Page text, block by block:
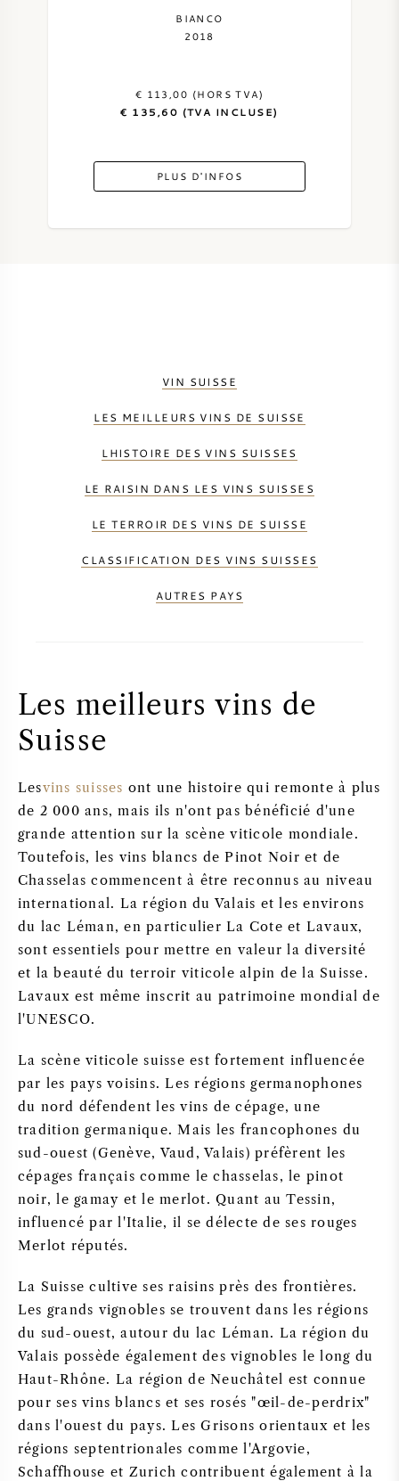
BIANCO
2018
€ 113,00 (HORS TVA)
€ 135,60 (TVA INCLUSE)
PLUS D'INFOS
VIN SUISSE
LES MEILLEURS VINS DE SUISSE
LHISTOIRE DES VINS SUISSES
LE RAISIN DANS LES VINS SUISSES
LE TERROIR DES VINS DE SUISSE
CLASSIFICATION DES VINS SUISSES
AUTRES PAYS
Les meilleurs vins de
Suisse
Lesvins suisses ont une histoire qui remonte à plus
de 2 000 ans, mais ils n'ont pas bénéficié d'une
grande attention sur la scène viticole mondiale.
Toutefois, les vins blancs de Pinot Noir et de
Chasselas commencent à être reconnus au niveau
international. La région du Valais et les environs
du lac Léman, en particulier La Cote et Lavaux,
sont essentiels pour mettre en valeur la diversité
et la beauté du terroir viticole alpin de la Suisse.
Lavaux est même inscrit au patrimoine mondial de
l'UNESCO.
La scène viticole suisse est fortement influencée
par les pays voisins. Les régions germanophones
du nord défendent les vins de cépage, une
tradition germanique. Mais les francophones du
sud-ouest (Genève, Vaud, Valais) préfèrent les
cépages français comme le chasselas, le pinot
noir, le gamay et le merlot. Quant au Tessin,
influencé par l'Italie, il se délecte de ses rouges
Merlot réputés.
La Suisse cultive ses raisins près des frontières.
Les grands vignobles se trouvent dans les régions
du sud-ouest, autour du lac Léman. La région du
Valais possède également des vignobles le long du
Haut-Rhône. La région de Neuchâtel est connue
pour ses vins blancs et ses rosés "œil-de-perdrix"
dans l'ouest du pays. Les Grisons orientaux et les
régions septentrionales comme l'Argovie,
Schaffhouse et Zurich contribuent également à la